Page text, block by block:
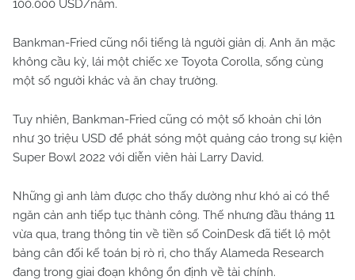
100.000 USD/năm.
Bankman-Fried cũng nổi tiếng là người giản dị. Anh ăn mặc
không cầu kỳ, lái một chiếc xe Toyota Corolla, sống cùng
một số người khác và ăn chay trường.
Tuy nhiên, Bankman-Fried cũng có một số khoản chi lớn
như 30 triệu USD để phát sóng một quảng cáo trong sự kiện
Super Bowl 2022 với diễn viên hài Larry David.
Những gì anh làm được cho thấy dường như khó ai có thể
ngăn cản anh tiếp tục thành công. Thế nhưng đầu tháng 11
vừa qua, trang thông tin về tiền số CoinDesk đã tiết lộ một
bảng cân đối kế toán bị rò rỉ, cho thấy Alameda Research
đang trong giai đoạn không ổn định về tài chính.